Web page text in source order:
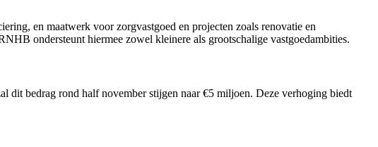
en maatwerk voor zorgvastgoed en projecten zoals renovatie en
ondersteunt hiermee zowel kleinere als grootschalige vastgoedambities.
bedrag rond half november stijgen naar €5 miljoen. Deze verhoging biedt